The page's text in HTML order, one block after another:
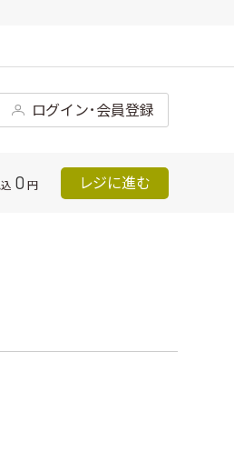
ログイン･会員登録
0 円 レジに進む